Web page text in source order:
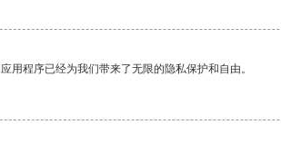
用程序已经为我们带来了无限的隐私保护和自由。